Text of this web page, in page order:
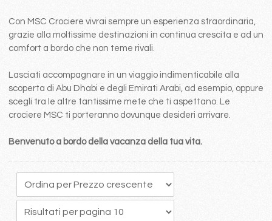
Con MSC Crociere vivrai sempre un esperienza straordinaria,
grazie alla moltissime destinazioni in continua crescita e ad un
comfort a bordo che non teme rivali.
Lasciati accompagnare in un viaggio indimenticabile alla
scoperta di Abu Dhabi e degli Emirati Arabi, ad esempio, oppure
scegli tra le altre tantissime mete che ti aspettano. Le
crociere MSC ti porteranno dovunque desideri arrivare.
Benvenuto a bordo della vacanza della tua vita.